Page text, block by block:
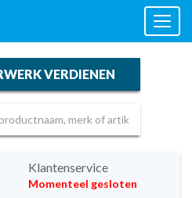
VERDIENEN
Klantenservice
Momenteel gesloten